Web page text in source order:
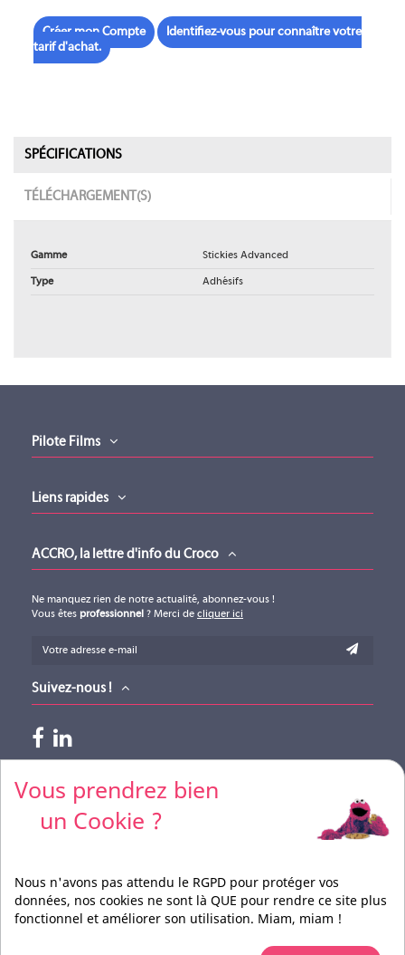
Créer mon Compte
Identifiez-vous pour connaître votre
tarif d'achat.
SPÉCIFICATIONS
TÉLÉCHARGEMENT(S)
Gamme Stickies Advanced
Type Adhésifs
Pilote Films
Liens rapides
Vous prendrez bien
un Cookie ?
Nous n'avons pas attendu le RGPD pour protéger vos
données, nos cookies ne sont là QUE pour rendre ce site plus
fonctionnel et améliorer son utilisation. Miam, miam !
ACCRO, la lettre d'info du Croco
Ne manquez rien de notre actualité, abonnez-vous !
Vous êtes professionnel ? Merci de cliquer ici
Suivez-nous !
Paiements acceptés
Pour vos règlements par CB, merci de nous contacter